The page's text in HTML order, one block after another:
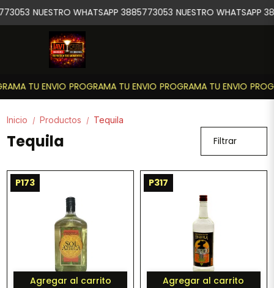
TU ENVIO PROGRAMA TU ENVIO PROGRAMA TU ENVIO
NUESTRO WHATSAPP 3885773053 NUESTRO WHATSAPP
Inicio / Productos / Tequila
Tequila Filtrar
P173
Agregar al carrito
P317
Agregar al carrito